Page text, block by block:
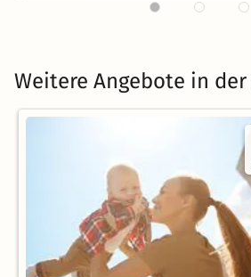
Weitere Angebote in